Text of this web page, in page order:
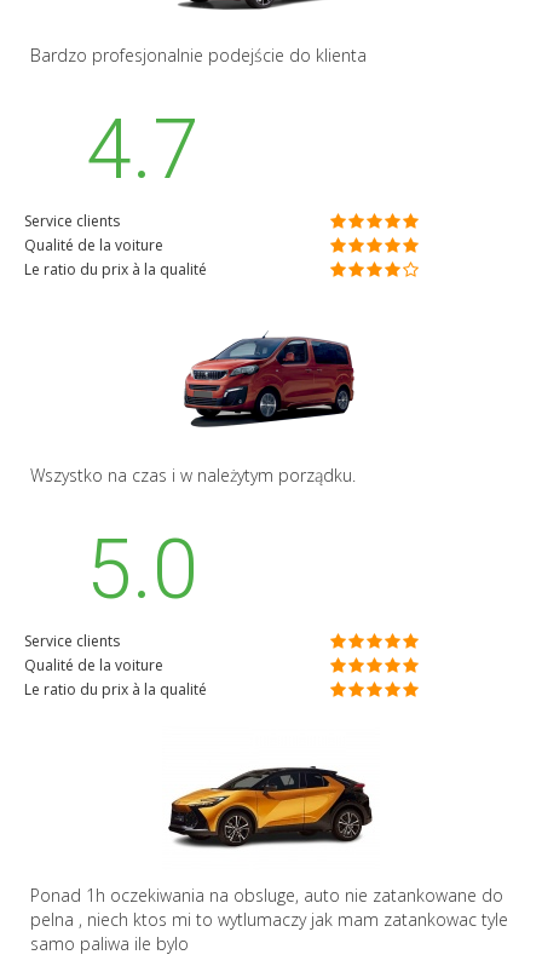
Bardzo profesjonalnie podejście do klienta
4.7
Service clients
Qualité de la voiture
Le ratio du prix à la qualité
Wszystko na czas i w należytym porządku.
5.0
Service clients
Qualité de la voiture
Le ratio du prix à la qualité
Ponad 1h oczekiwania na obsluge, auto nie zatankowane do
pelna , niech ktos mi to wytlumaczy jak mam zatankowac tyle
samo paliwa ile bylo